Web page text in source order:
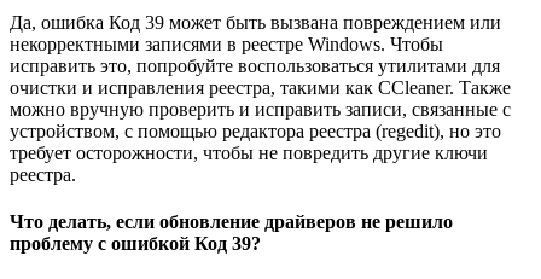
Да, ошибка Код 39 может быть вызвана повреждением или
некорректными записями в реестре Windows. Чтобы
исправить это, попробуйте воспользоваться утилитами для
очистки и исправления реестра, такими как CCleaner. Также
можно вручную проверить и исправить записи, связанные с
устройством, с помощью редактора реестра (regedit), но это
требует осторожности, чтобы не повредить другие ключи
реестра.
Что делать, если обновление драйверов не решило
проблему с ошибкой Код 39?